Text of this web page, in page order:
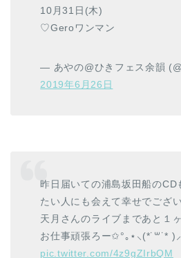
10月31日(木)
♡Geroワンマン
— あやの@ひきフェス余韻
2019年6月26日
昨日届いての浦島坂田船のCD
たい人にも会えて幸せでござ
天月さんのライブまであと１
お仕事頑張ろー✩°｡⋆⸜(*˙꒳˙* )⸝
pic.twitter.com/4z9gZIrbQM